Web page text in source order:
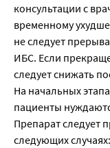
консультации с
временному
не следует
ИБС. Если
следует снижать
На начальных
пациенты
Препарат следует
следующих случаях: